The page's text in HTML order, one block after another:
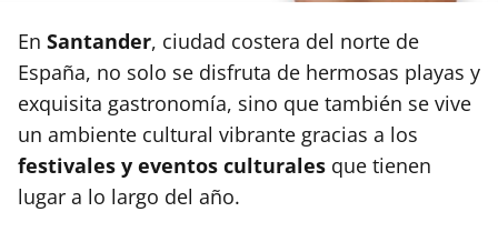
En Santander, ciudad costera del norte de
España, no solo se disfruta de hermosas playas y
exquisita gastronomía, sino que también se vive
un ambiente cultural vibrante gracias a los
festivales y eventos culturales que tienen
lugar a lo largo del año.